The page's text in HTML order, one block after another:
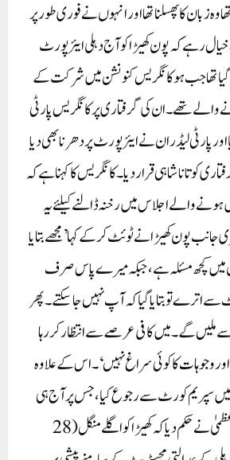
وہ زبان کا پھسلنا تھا اور انہوں نے فوری طور پر
رہے کہ پون کھیڑا کو آج دہلی ایئرپورٹ
تھا جب ہو کانگریس کنونشن میں شرکت کے
والے تھے۔ ان کی گرفتاری پر کانگریس پارٹی
پارٹی لیڈران نے ایئرپورٹ پر دھرنا بھی دیا
کو تاناشاہی قرار دیا۔ کانگریس کا کہنا ہے کہ
والے اجلاس میں رخنہ ڈالنے کیلئے یہ
پون کھیڑا نے ٹوئٹ کر کے کہا ’مجھے بتایا
کچھ مسئلہ ہے، جبکہ میرے پاس صرف
اترے تو بتایا گیا کہ آپ نہیں جا سکتے۔ پھر
ملیں گے۔ میں کافی عرصے سے انتظار کر رہا
وجوہات کا کوئی سراغ نہیں‘۔ اس کے علاوہ
سپریم کورٹ سے رجوع کیا، جس پر آج ہی
سماعت کی گئی۔عدالت عظمیٰ نے حکم دیا کہ کھیڑا کو اگلے منگل (28